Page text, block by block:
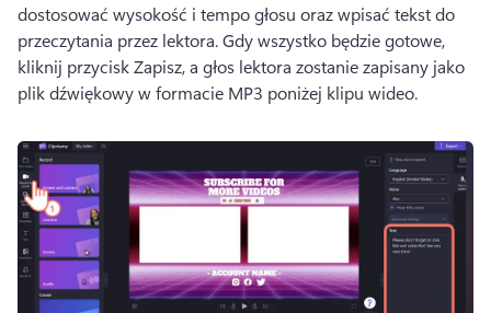
dostosować wysokość i tempo głosu oraz wpisać tekst do
przeczytania przez lektora. Gdy wszystko będzie gotowe,
kliknij przycisk Zapisz, a głos lektora zostanie zapisany jako
plik dźwiękowy w formacie MP3 poniżej klipu wideo.